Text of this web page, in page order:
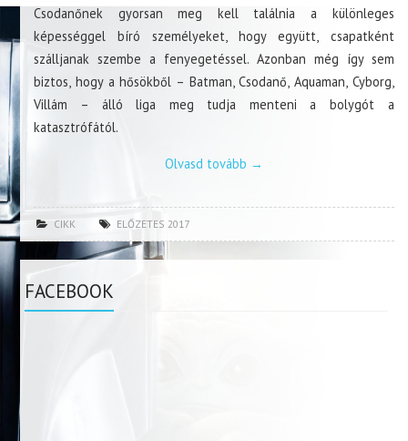
Csodanőnek gyorsan meg kell találnia a különleges
képességgel bíró személyeket, hogy együtt, csapatként
szálljanak szembe a fenyegetéssel. Azonban még így sem
biztos, hogy a hősökből – Batman, Csodanő, Aquaman, Cyborg,
Villám – álló liga meg tudja menteni a bolygót a
katasztrófától.
Olvasd tovább →
CIKK ELŐZETES 2017
FACEBOOK